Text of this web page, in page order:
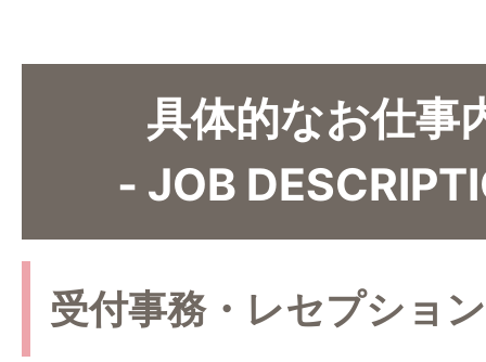
具体的なお仕事
- JOB
受付事務・レセプション